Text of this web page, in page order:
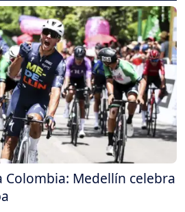
Colombia: Medellín celebra